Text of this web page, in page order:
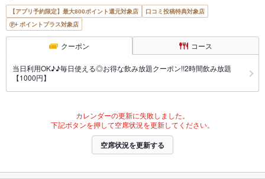
【アプリ予約限定】最大800ポイント還元対象店
口コミ投稿特典対象店
ポイントプラス対象店
クーポン コース
当日利用OK♪♪毎日使える◎お得な飲み放題クーポン!!2時間飲み放題
【1000円】
カレンダーの更新に失敗しました。
下記ボタンを押して空席状況を更新してください。
空席状況を更新する